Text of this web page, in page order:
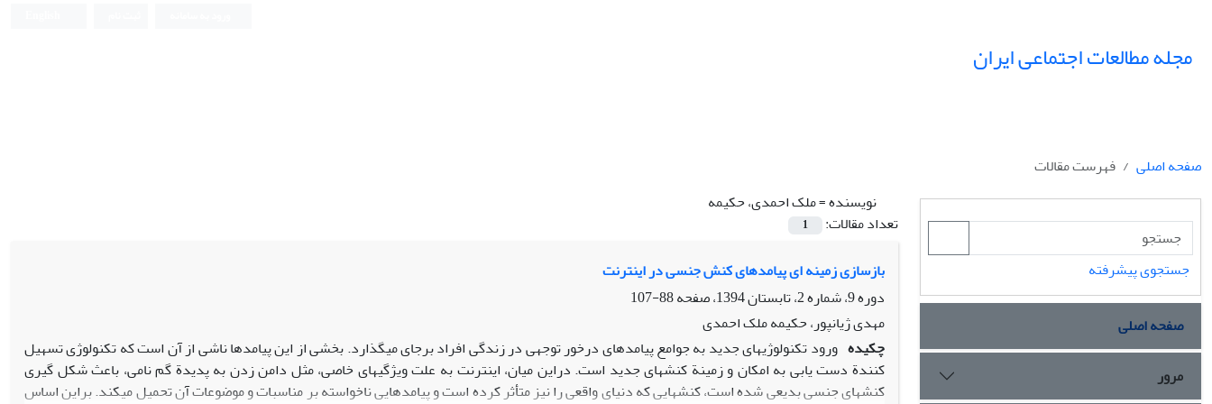
مجله مطالعات اجتماعی ایران
صفحه اصلی
فهرست مقالات
نویسنده =ملک احمدی، حکیمه
تعداد مقالات:
1
بازسازی زمینه ای پیامدهای کنش جنسی در اینترنت
دوره 9، شماره 2، تابستان 1394، صفحه
88-107
مهدی ژیانپور، حکیمه ملک احمدی
چکیده ورود تکنولوژیهای جدید به جوامع پیامدهای درخور توجهی در زندگی افراد برجای میگذارد. بخشی از این پیامدها ناشی از آن است که تکنولوژی تسهیل
کنندة دست یابی به امکان و زمینة کنشهای جدید است. دراین میان، اینترنت به علت ویژگیهای خاصی، مثل دامن زدن به پدیدة گم نامی، باعث شکل گیری
کنشهای جنسی بدیعی شده است، کنشهایی که دنیای واقعی را نیز متأثر کرده است و پیامدهایی ناخواسته بر مناسبات و موضوعات آن تحمیل میکند. براین اساس
جستجوی پیشرفته
صفحه اصلی
مرور